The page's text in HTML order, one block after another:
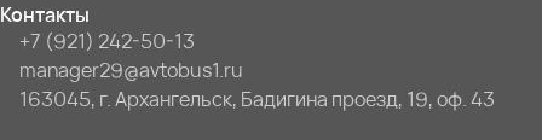
Контакты
+7 (921) 242-50-13
manager29@avtobus1.ru
163045, г. Архангельск, Бадигина проезд, 19, оф. 43